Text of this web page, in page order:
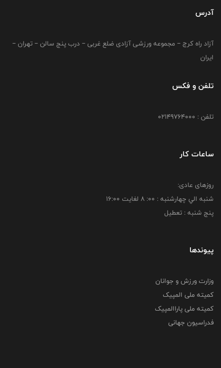
آدرس
آزاد راه کرج – مجموعه ورزشی آزادی ضلع غربی – درب پنج سالن – تهران –
ایران
تلفن و فکس
تلفن : 02149764000
ساعات کار
روزهای عادی:
شنبه الي چهارشنبه : 00: 8 لغايت 16:00
پنج شنبه : تعطیل
پیوندها
وزارت ورزش و جوانان
کمیته ملی المپیک
کمیته ملی پاراالمپیک
فدراسیون جهانی